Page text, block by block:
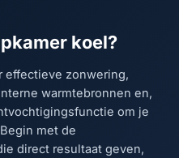
koel?
effectieve zonwering,
warmtebronnen en,
om je
met de
direct resultaat geven,